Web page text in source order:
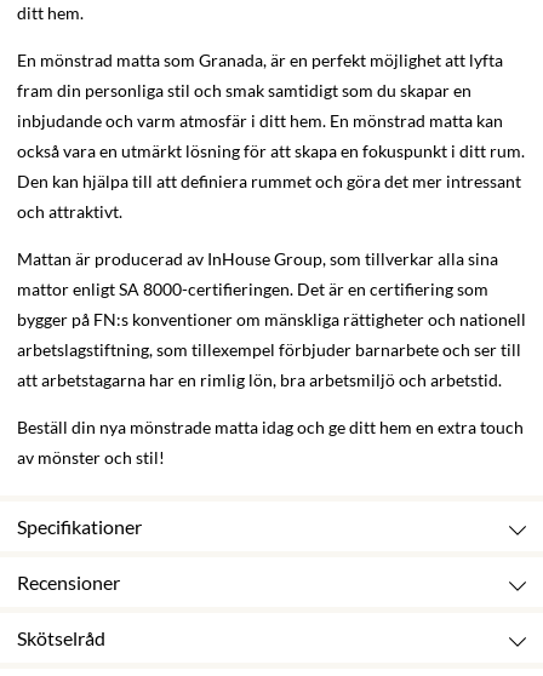
ditt hem.
En mönstrad matta som Granada, är en perfekt möjlighet att lyfta
fram din personliga stil och smak samtidigt som du skapar en
inbjudande och varm atmosfär i ditt hem. En mönstrad matta kan
också vara en utmärkt lösning för att skapa en fokuspunkt i ditt rum.
Den kan hjälpa till att definiera rummet och göra det mer intressant
och attraktivt.
Mattan är producerad av InHouse Group, som tillverkar alla sina
mattor enligt SA 8000-certifieringen. Det är en certifiering som
bygger på FN:s konventioner om mänskliga rättigheter och nationell
arbetslagstiftning, som tillexempel förbjuder barnarbete och ser till
att arbetstagarna har en rimlig lön, bra arbetsmiljö och arbetstid.
Beställ din nya mönstrade matta idag och ge ditt hem en extra touch
av mönster och stil!
Specifikationer
Recensioner
Skötselråd